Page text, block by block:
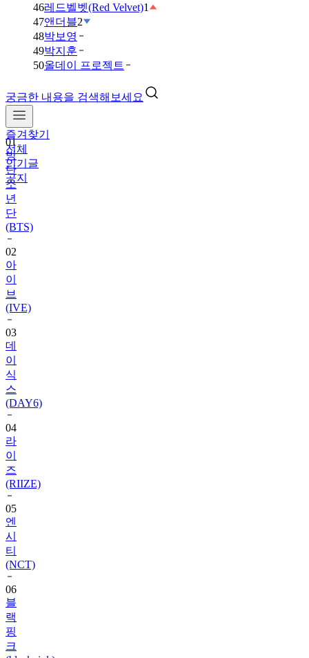
46레드벨벳(Red Velvet)1
47앤더블2
48박보영
49박지훈
50올데이 프로젝트
궁금한 내용을 검색해보세요
즐겨찾기
전체
인기글
공지
01
방
탄
소
년
단
(BTS)
02
아
이
브
(IVE)
03
데
이
식
스
(DAY6)
04
라
이
즈
(RIIZE)
05
엔
시
티
(NCT)
06
블
랙
핑
크